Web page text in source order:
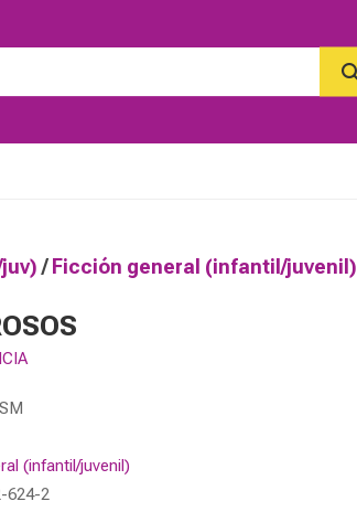
/ Ficción general (infantil/juvenil)
(infantil/juvenil)
624-2